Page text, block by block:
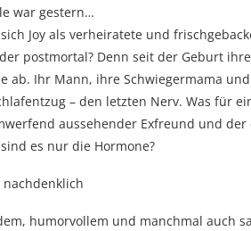
war gestern…
Joy als verheiratete und
postmortal? Denn seit der Geburt
ab. Ihr Mann, ihre Schwiegermama
– den letzten Nerv. Was für
aussehender Exfreund und
es nur die Hormone?
humorvollem und manchmal auch